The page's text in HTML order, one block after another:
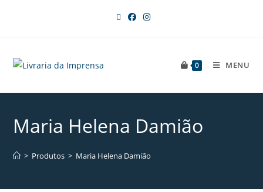
0 MENU
Maria Helena Damião
> Produtos > Maria Helena Damião